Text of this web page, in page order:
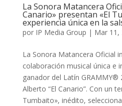
La Sonora Matancera
Canario» presentan «El
experiencia única en la
por IP Media Group | Mar 11,
La Sonora Matancera Oficial
colaboración musical única e
ganador del Latín GRAMMY®
Alberto “El Canario”. Con un
Tumbaito», inédito,